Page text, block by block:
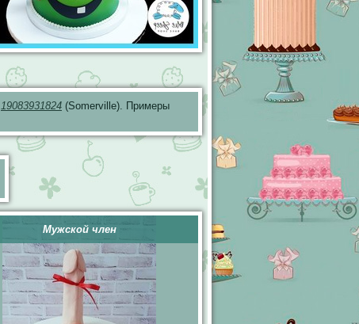
19083931824 (Somerville). Примеры
Мужской член